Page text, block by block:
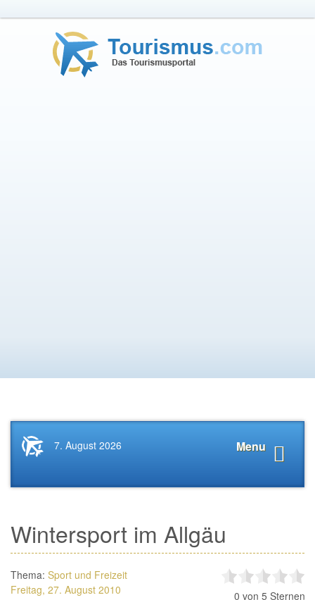
Startseite
News.Tourismus.com
Menu
7. August 2026
Wintersport im Allgäu
Thema: Sport und Freizeit
Freitag, 27. August 2010
0 von 5 Sternen